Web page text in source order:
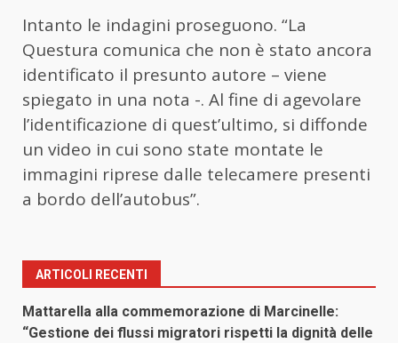
Intanto le indagini proseguono. “La
Questura comunica che non è stato ancora
identificato il presunto autore – viene
spiegato in una nota -. Al fine di agevolare
l’identificazione di quest’ultimo, si diffonde
un video in cui sono state montate le
immagini riprese dalle telecamere presenti
a bordo dell’autobus”.
ARTICOLI RECENTI
Mattarella alla commemorazione di Marcinelle:
“Gestione dei flussi migratori rispetti la dignità delle